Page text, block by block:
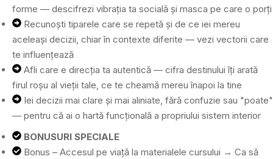
forme — descifrezi vibrația ta socială și masca pe care o porți
Recunoști tiparele care se repetă și de ce iei mereu
aceleași decizii, chiar în contexte diferite — vezi vectorii care
te influențează
Afli care e direcția ta autentică — cifra destinului îți arată
firul roșu al vieții tale, ce te cheamă mereu înapoi la tine
Iei decizii mai clare și mai aliniate, fără confuzie sau "poate"
— pentru că ai o hartă funcțională a propriului sistem interior
BONUSURI SPECIALE
Bonus – Accesul pe viață la materialele cursului → Ca să